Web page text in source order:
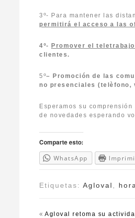
3º- Para mantener las
permitirá el acceso a las
4º- Promover el
clientes.
5º– Promoción de las
no presenciales
Esperamos su
de novedades esperando
Comparte esto:
WhatsApp
Etiquetas: Agloval
« Agloval retoma su